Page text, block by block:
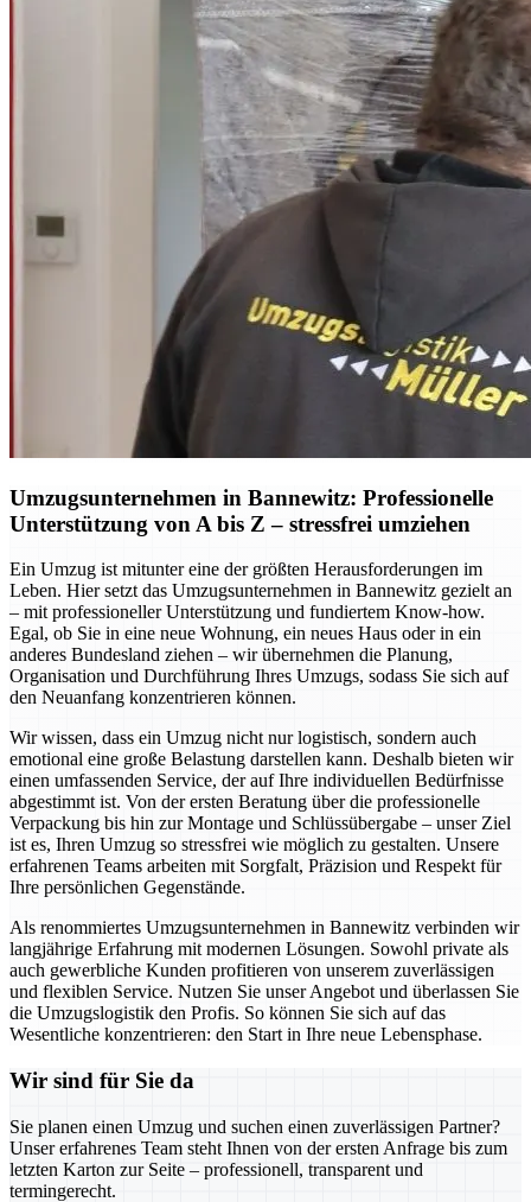
Umzugsunternehmen in Bannewitz: Professionelle
Unterstützung von A bis Z – stressfrei umziehen
Ein Umzug ist mitunter eine der größten Herausforderungen im
Leben. Hier setzt das Umzugsunternehmen in Bannewitz gezielt an
– mit professioneller Unterstützung und fundiertem Know-how.
Egal, ob Sie in eine neue Wohnung, ein neues Haus oder in ein
anderes Bundesland ziehen – wir übernehmen die Planung,
Organisation und Durchführung Ihres Umzugs, sodass Sie sich auf
den Neuanfang konzentrieren können.
Wir wissen, dass ein Umzug nicht nur logistisch, sondern auch
emotional eine große Belastung darstellen kann. Deshalb bieten wir
einen umfassenden Service, der auf Ihre individuellen Bedürfnisse
abgestimmt ist. Von der ersten Beratung über die professionelle
Verpackung bis hin zur Montage und Schlüssübergabe – unser Ziel
ist es, Ihren Umzug so stressfrei wie möglich zu gestalten. Unsere
erfahrenen Teams arbeiten mit Sorgfalt, Präzision und Respekt für
Ihre persönlichen Gegenstände.
Als renommiertes Umzugsunternehmen in Bannewitz verbinden wir
langjährige Erfahrung mit modernen Lösungen. Sowohl private als
auch gewerbliche Kunden profitieren von unserem zuverlässigen
und flexiblen Service. Nutzen Sie unser Angebot und überlassen Sie
die Umzugslogistik den Profis. So können Sie sich auf das
Wesentliche konzentrieren: den Start in Ihre neue Lebensphase.
Wir sind für Sie da
Sie planen einen Umzug und suchen einen zuverlässigen Partner?
Unser erfahrenes Team steht Ihnen von der ersten Anfrage bis zum
letzten Karton zur Seite – professionell, transparent und
termingerecht.